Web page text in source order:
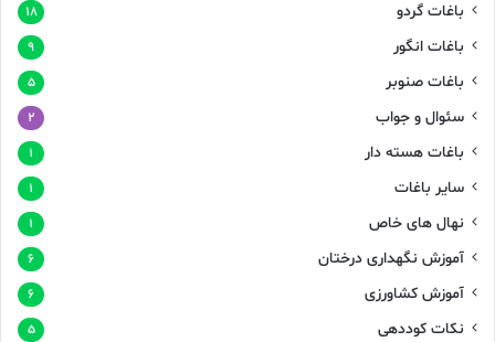
باغات گردو ۱۸
باغات انگور ۹
باغات صنوبر ۵
سئوال و جواب ۲
باغات هسته دار ۱
سایر باغات ۱
نهال های خاص ۱
آموزش نگهداری درختان ۶
آموزش کشاورزی ۶
نکات کوددهی ۵